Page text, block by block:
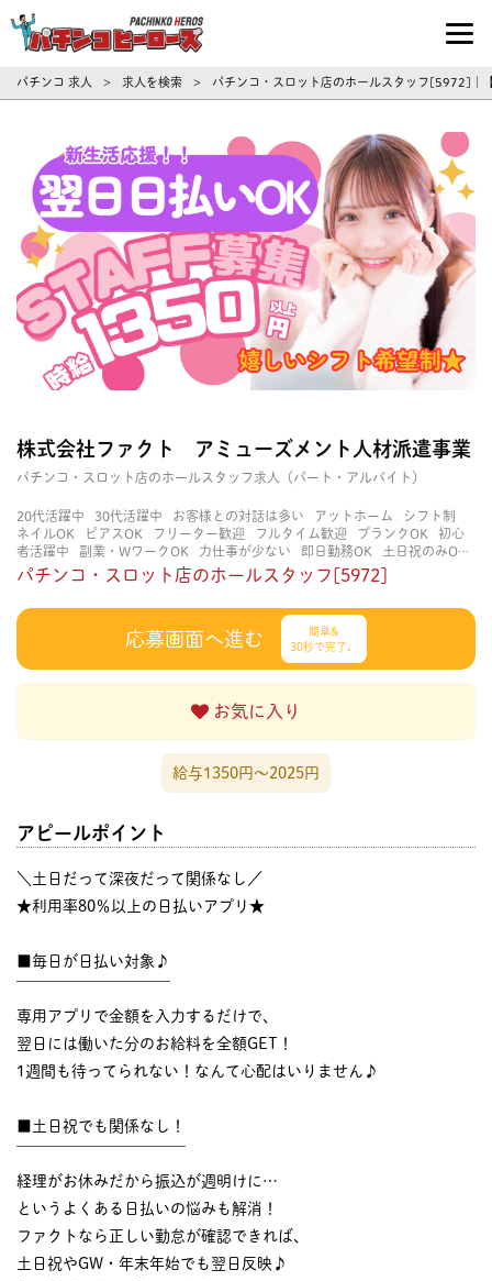
パチンコ求人・転職ならパチンコヒーロ
パチンコ 求人 > 求人を検索 > パチンコ・スロット店のホールスタッフ[5972]
株式会社ファクト アミューズメント人材派遣事業
パチンコ・スロット店のホールスタッフ求人（パート・アルバイト）
20代活躍中 30代活躍中 お客様との対話は多い アットホーム
シフト制
ネイルOK
ピアスOK フリーター歓迎 フルタイム歓迎 ブランクOK
初心
者活躍中
副業・WワークOK 力仕事が少ない 即日勤務OK
土日祝のみOK
学歴不問
服装自由 未経験・初心者OK 決められた時間できっちり
経験不要
立ち仕事 経験者・有資格者歓迎 自分の都合に合わせやすい
自由
パチンコ・スロット店のホールスタッフ[5972]
応募画面へ進む
簡単&
30秒で完了♩
お気に入り
給与1350円〜2025円
アピールポイント
＼土日だって深夜だって関係なし／
★利用率80％以上の日払いアプリ★
■毎日が日払い対象♪
専用アプリで金額を入力するだけで、
翌日には働いた分のお給料を全額GET！
1週間も待ってられない！なんて心配はいりません♪
■土日祝でも関係なし！
経理がお休みだから振込が週明けに…
というよくある日払いの悩みも解消！
ファクトなら正しい勤怠が確認できれば、
土日祝やGW・年末年始でも翌日反映♪